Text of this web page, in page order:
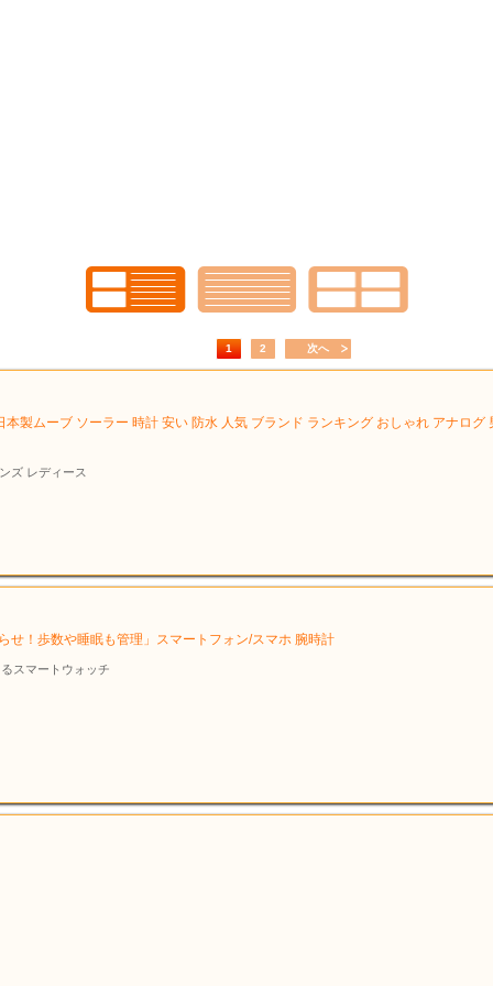
1 2 次へ
製ムーブ ソーラー 時計 安い 防水 人気 ブランド ランキング おしゃれ アナロ
ズ レディース
せ！歩数や睡眠も管理」スマートフォン/スマホ 腕時計
スマートウォッチ